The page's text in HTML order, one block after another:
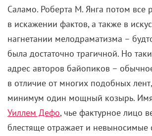
Саламо. Роберта М. Янга потом все
в искажении фактов, а также в
нагнетании мелодраматизма –
была достаточно трагичной. Но
адрес авторов байопиков –
в отличие от многих подобных
минимум один мощный козырь.
Уиллем Дефо, чье фактурное лицо
блестяще отражает и невыносимые